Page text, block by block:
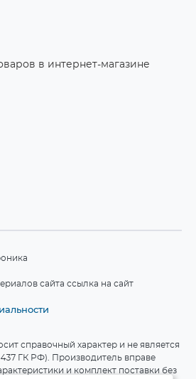
в интернет-магазине
сайта ссылка на сайт
справочный характер и не является
ГК РФ). Производитель вправе
и комплект поставки без